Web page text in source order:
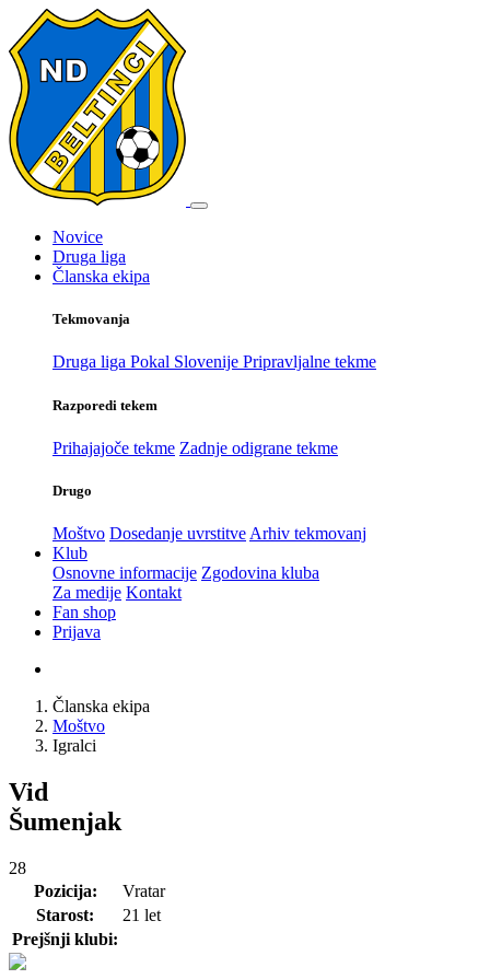
Novice
Druga liga
Članska ekipa
Tekmovanja
Druga liga Pokal Slovenije Pripravljalne tekme
Razporedi tekem
Prihajajoče tekme Zadnje odigrane tekme
Drugo
Moštvo Dosedanje uvrstitve Arhiv tekmovanj
Klub
Osnovne informacije Zgodovina kluba
Za medije Kontakt
Fan shop
Prijava
Članska ekipa
Moštvo
Igralci
Vid
Šumenjak
28
Pozicija:
Vratar
Starost:
21 let
Prejšnji klubi: